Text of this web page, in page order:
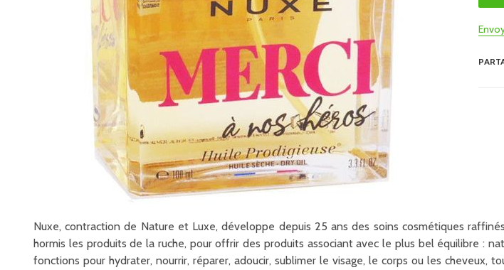
Nuxe, contraction de Nature et Luxe, développe depuis 25 ans des soins cosmétiques
hormis les produits de la ruche, pour offrir des produits associant avec le plus bel équilibre :
fonctions pour hydrater, nourrir, réparer, adoucir, sublimer le visage, le corps ou les